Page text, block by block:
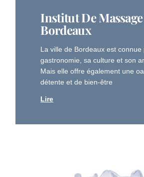
Institut De Massage
Bordeaux
La ville de Bordeaux est connue
gastronomie, sa culture et son
Mais elle offre également une
détente et de bien-être
Lire